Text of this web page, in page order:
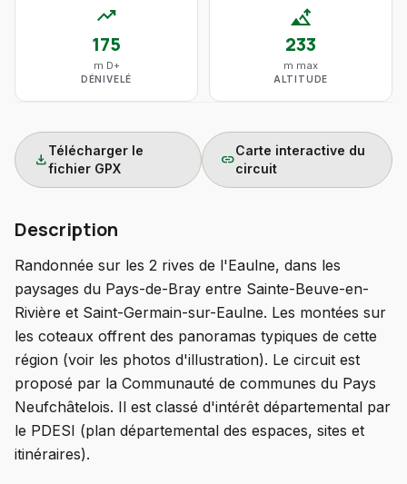
trending_up
175
m D+
DÉNIVELÉ
altitude
233
m max
ALTITUDE
download
Télécharger le
fichier GPX
link
Carte interactive du
circuit
Description
Randonnée sur les 2 rives de l'Eaulne, dans les
paysages du Pays-de-Bray entre Sainte-Beuve-en-
Rivière et Saint-Germain-sur-Eaulne. Les montées sur
les coteaux offrent des panoramas typiques de cette
région (voir les photos d'illustration). Le circuit est
proposé par la Communauté de communes du Pays
Neufchâtelois. Il est classé d'intérêt départemental par
le PDESI (plan départemental des espaces, sites et
itinéraires).